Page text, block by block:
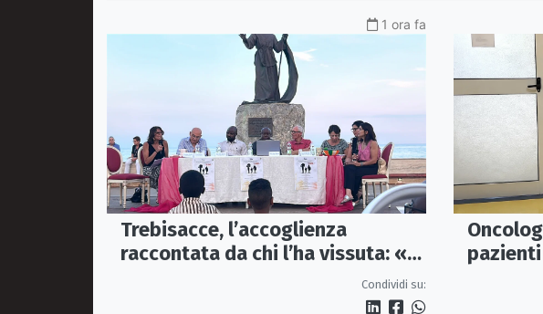
1 ora fa
Trebisacce, l’accoglienza
raccontata da chi l’ha vissuta: «Io
sono» diventa una storia diCondividi su: